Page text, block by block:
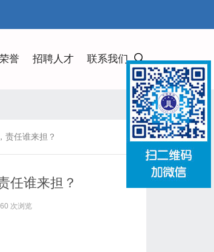
誉 招聘人才 联系我们
责任谁来担？
任谁来担？
次浏览